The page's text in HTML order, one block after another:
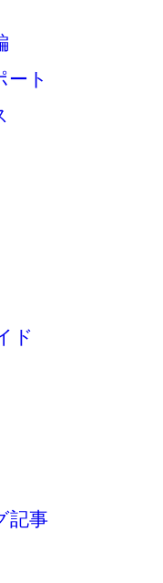
ート
ド
記事